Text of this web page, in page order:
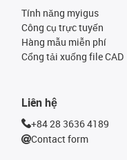
Tính năng myigus
Công cụ trực tuyến
Hàng mẫu miễn phí
Cổng tải xuống file CAD
Liên hệ
+84 28 3636 4189
Contact form